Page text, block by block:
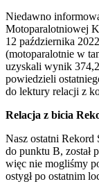
Niedawno
Motoparalotniowej
12 października
(motoparalotnie w
uzyskali wynik
powiedzieli
do lektury relacji z
Relacja z bicia
Nasz ostatni Rekord
do punktu B, został
więc nie mogliśmy
ostygł po ostatnim